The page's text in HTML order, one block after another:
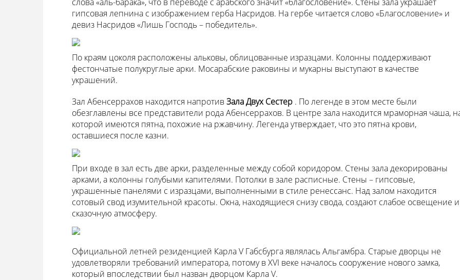
гипсовая лепнина с изображением герба Насридов. На гербе читается слово «Благословение» и
девиз Насридов «Лишь Господь – победитель».
По краям цоколя расположены альковы, облицованные изразцами. Колонны поддерживают
фестончатые полукруглые арки. Мосарабские раковины и мукарны выступают в качестве
украшений.
Зал Абенсеррахов находится напротивЗала Двух Сестер . По легенде в этом месте были
обезглавлены все представители рода Абенсеррахов. В центре зала находится мраморная чаша,
которой имеются пятна, похожие на ржавчину. Легенда утверждает, что это пятна крови,
оставшиеся после казни.
При входе в зал есть две арки, разделенные между собой коридором. Стены зала декорированы
арками, а колонны голубыми капителями. Потолки в зале расписные. Стены – гипсовые,
украшенные панелями с изразцами, выполненными в стиле ренессанс. Над залом находится
сотовый свод изумительной красоты. Окна, находящиеся снизу свода, создают слабое освещение и
сказочную атмосферу.
Официальной летней резиденцией Карла V Габсбурга являлась Альгамбра. Старые дворцы не
удовлетворяли требований императора, потому в XVI веке началось сооружение нового замка,
который впоследствии был назван дворцом Карла V.